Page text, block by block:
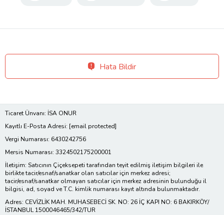
Hata Bildir
Ticaret Ünvanı: İSA ONUR
Kayıtlı E-Posta Adresi: [email protected]
Vergi Numarası: 6430242756
Mersis Numarası: 3324502175200001
İletişim: Satıcının Çiçeksepeti tarafından teyit edilmiş iletişim bilgileri ile
birlikte tacir/esnaf/sanatkar olan satıcılar için merkez adresi;
tacir/esnaf/sanatkar olmayan satıcılar için merkez adresinin bulunduğu il
bilgisi, ad, soyad ve T.C. kimlik numarası kayıt altında bulunmaktadır.
Adres: CEVİZLİK MAH. MUHASEBECİ SK. NO: 26 İÇ KAPI NO: 6 BAKIRKÖY/
İSTANBUL 1500046465/342/TUR